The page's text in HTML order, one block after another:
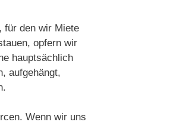
für den wir Miete
opfern wir
hauptsächlich
aufgehängt,
Wenn wir uns